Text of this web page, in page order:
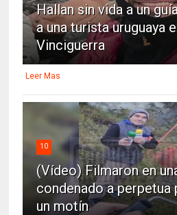
Hallan sin vida a un
a una turista uruguaya
Vinciguerra
Leer Mas
10
(Vídeo) Filmaron en
condenado a perpetua
un motín